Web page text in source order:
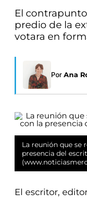
El
predio de la
votara en
Por Ana
La reunión que se
presencia del
El escritor,